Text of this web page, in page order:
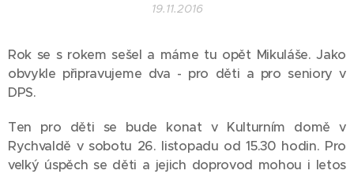
19.11.2016
Rok se s rokem sešel a máme tu opět Mikuláše. Jako
obvykle připravujeme dva - pro děti a pro seniory v
DPS.
Ten pro děti se bude konat v Kulturním domě v
Rychvaldě v sobotu 26. listopadu od 15.30 hodin. Pro
velký úspěch se děti a jejich doprovod mohou i letos